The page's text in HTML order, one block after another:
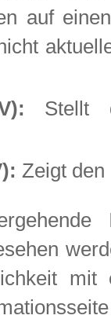
auf
Stellt
Zeigt den
mit